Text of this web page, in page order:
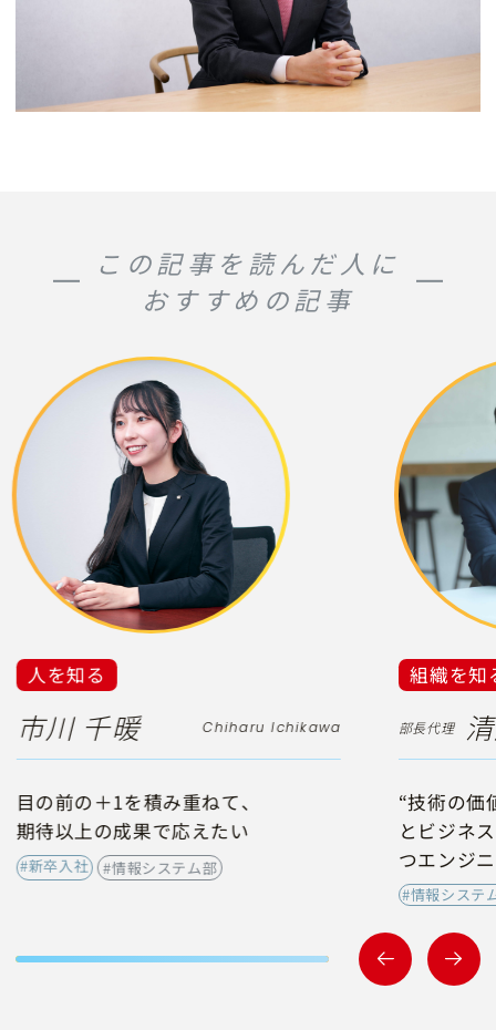
この記事を読んだ人に
おすすめの記事
人を知る
市川 千暖 Chiharu Ichikawa
目の前の＋1を積み重ねて、
期待以上の成果で応えたい
#新卒入社 #情報システム部
組織を知
部長代理
“技術の価
とビジネ
つエンジ
#情報システ